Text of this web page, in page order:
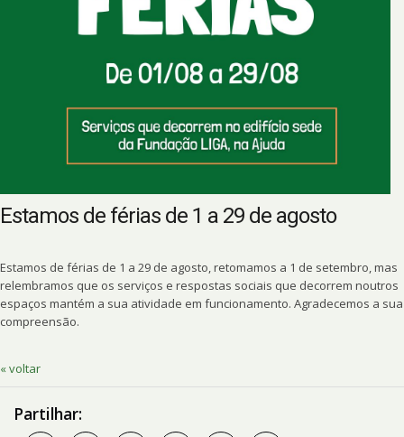
Estamos de férias de 1 a 29 de agosto
Estamos de férias de 1 a 29 de agosto, retomamos a 1 de setembro, mas
relembramos que os serviços e respostas sociais que decorrem noutros
espaços mantém a sua atividade em funcionamento. Agradecemos a sua
compreensão.
« voltar
Partilhar: